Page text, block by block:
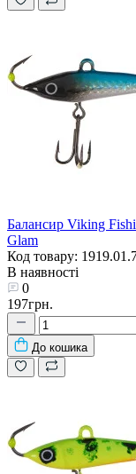
Балансир Viking
Glam
Код товару:
В наявності
0
197грн.
До кошика